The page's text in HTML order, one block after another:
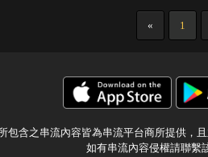
« 1
包含之串流內容皆為串流平台商所提供，
如有串流內容侵權請聯繫